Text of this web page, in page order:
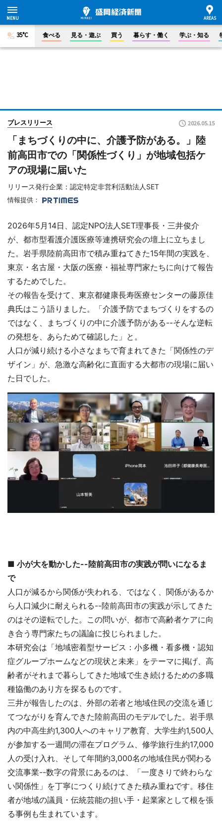
35°C 食べる 見る・遊ぶ 買う 暮らす・働く 学ぶ・知る
プレスリリース 2026.05.15
「まちづくりの中に、介護予防がある。」陸
前高田市での「関係性づくり」が地域包括ケ
アの現場に届いた
リリース発行企業：認定特定非営利活動法人SET
情報提供：
2026年5月14日、認定NPO法人SET理事長・三井俊介
が、都市型看護介護医療等連携研究会の壇上に立ちまし
た。岩手県陸前高田市で積み重ねてきた15年間の実践を、
東京・名古屋・大阪の医療・福祉専門家たちに向けて報告
するためでした。
その報告を受けて、東京都健康長寿医療センターの藤原佳
典氏はこう語りました。「介護予防でまちづくりをするの
ではなく、まちづくりの中に介護予防がある--そんな逆転
の発想を、あらためて確認した」と。
人口が減り続ける小さなまちで育まれてきた「関係性のデ
ザイン」が、急激な高齢化に直面する大都市の現場に届い
た日でした。
■ 小が大を動かした--陸前高田市の実践が問いになるま
で
人口が減るから関係が失われる、ではなく、関係があるか
ら人口減少に耐えられる--陸前高田市の実践が示してきた
のはその逆転でした。この問いが、都市で高齢者ケアに向
き合う専門家たちの議論に投じられました。
本研究会は「地域密着型サービス：小多機・看多機・認知
症グループホームなどの現状と未来」をテーマに掲げ、高
齢者がそれまで暮らしてきた地域で生き続けるための多職
種協働のあり方を探るものです。
三井が報告したのは、外部の若者と地域住民の交流を通じ
てつながりを育んできた陸前高田のモデルでした。岩手県
内の中高生約1,300人へのキャリア教育、大学生約1,500人
が参加する一週間の滞在プログラム、修学旅行生約17,000
人の受け入れ、そして年間約3,000名の地域住民が関わる
交流事業--数字の背景にあるのは、「一度きりで終わらな
い関係性」を丁寧につくり続けてきた積み重ねです。移住
者が地域の議員・伝統芸能の担い手・起業家として根を張
る事例も生まれています。